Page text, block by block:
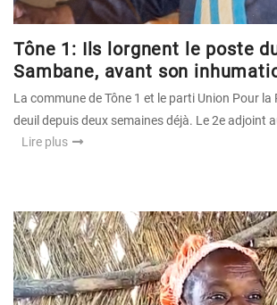
Tône 1: Ils lorgnent le poste
Sambane, avant son
La commune de Tône 1 et le parti Union Pour la
deuil depuis deux semaines déjà. Le 2e adjoint
Lire plus